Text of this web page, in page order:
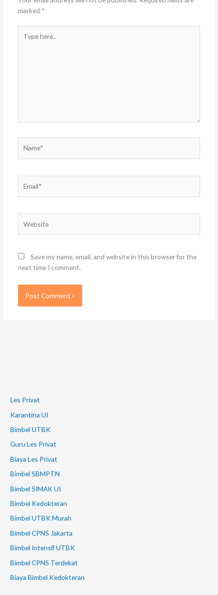
marked *
here..
Save my name, email, and website in this browser for the
next time I comment.
Les Privat
Karantina UI
Bimbel UTBK
Guru Les Privat
Biaya Les Privat
Bimbel SBMPTN
Bimbel SIMAK UI
Bimbel Kedokteran
Bimbel UTBK Murah
Bimbel CPNS Jakarta
Bimbel Intensif UTBK
Bimbel CPNS Terdekat
Biaya Bimbel Kedokteran